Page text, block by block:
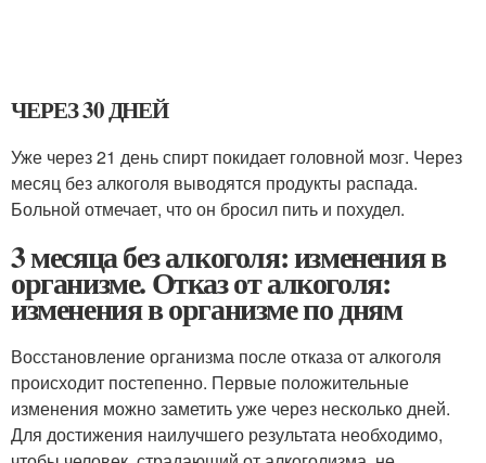
ЧЕРЕЗ 30 ДНЕЙ
Уже через 21 день спирт покидает головной мозг. Через
месяц без алкоголя выводятся продукты распада.
Больной отмечает, что он бросил пить и похудел.
3 месяца без алкоголя: изменения в
организме. Отказ от алкоголя:
изменения в организме по дням
Восстановление организма после отказа от алкоголя
происходит постепенно. Первые положительные
изменения можно заметить уже через несколько дней.
Для достижения наилучшего результата необходимо,